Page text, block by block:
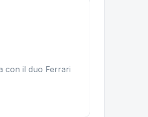
con il duo Ferrari